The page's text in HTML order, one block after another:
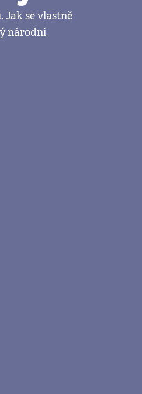
Jak se vlastně
národní